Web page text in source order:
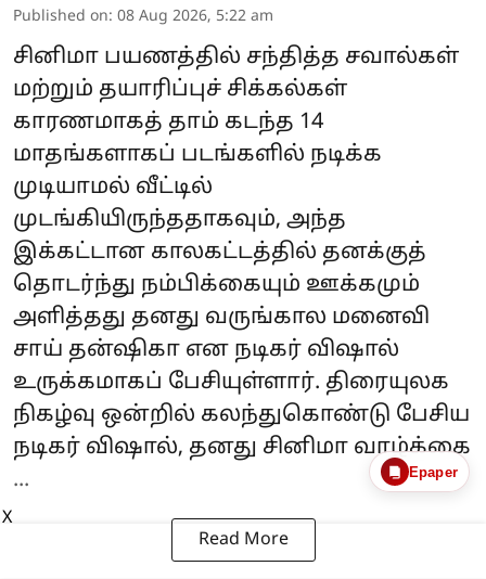
Published on: 08 Aug 2026, 5:22 am
சினிமா பயணத்தில் சந்தித்த சவால்கள்
மற்றும் தயாரிப்புச் சிக்கல்கள்
காரணமாகத் தாம் கடந்த 14
மாதங்களாகப் படங்களில் நடிக்க
முடியாமல் வீட்டில்
முடங்கியிருந்ததாகவும், அந்த
இக்கட்டான காலகட்டத்தில் தனக்குத்
தொடர்ந்து நம்பிக்கையும் ஊக்கமும்
அளித்தது தனது வருங்கால மனைவி
சாய் தன்ஷிகா என நடிகர் விஷால்
உருக்கமாகப் பேசியுள்ளார். திரையுலக
நிகழ்வு ஒன்றில் கலந்துகொண்டு பேசிய
நடிகர் விஷால், தனது சினிமா வாழ்க்கை
...
Read More
Epaper
X